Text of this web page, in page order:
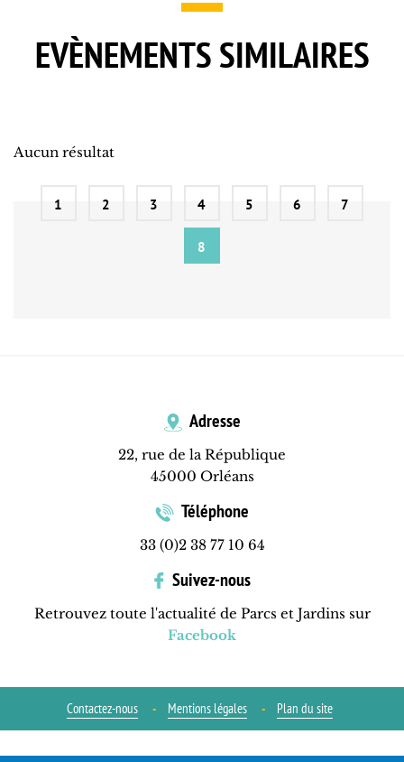
EVÈNEMENTS SIMILAIRES
Aucun résultat
1 2 3 4 5 6 7
8
Adresse
22, rue de la République
45000 Orléans
Téléphone
33 (0)2 38 77 10 64
Suivez-nous
Retrouvez toute l'actualité de Parcs et Jardins sur
Facebook
Contactez-nous Mentions légales Plan du site